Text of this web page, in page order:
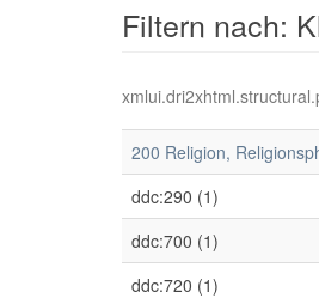
Filtern nach:
200 Religion,
ddc:290 (1)
ddc:700 (1)
ddc:720 (1)